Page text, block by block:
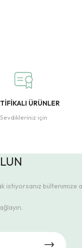
ÜRÜNLER
Sevdikleriniz için
istiyorsanız bültenimize